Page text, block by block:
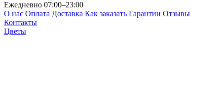
Ежедневно 07:00–23:00
О нас Оплата Доставка Как заказать Гарантии Отзывы
Контакты
Цветы